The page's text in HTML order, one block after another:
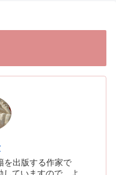
を出版する作家で